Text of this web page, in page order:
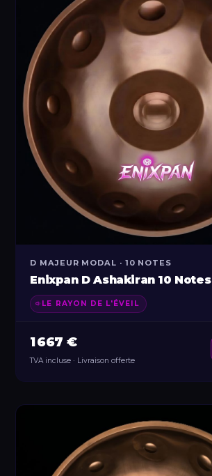
D MAJEUR MODAL · 10 NOTES
Enixpan D Ashakiran 10 Notes
LE RAYON DE L'ÉVEIL
1 667 €
TVA incluse · Livraison offerte